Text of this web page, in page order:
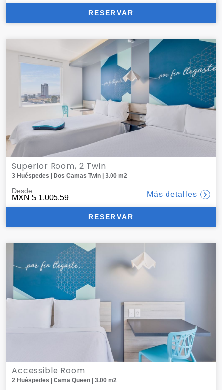
RESERVAR
Superior Room, 2 Twin
3 Huéspedes | Dos Camas Twin | 3.00 m2
Desde
MXN $ 1,005.59 Más detalles
RESERVAR
Accessible Room
2 Huéspedes | Cama Queen | 3.00 m2